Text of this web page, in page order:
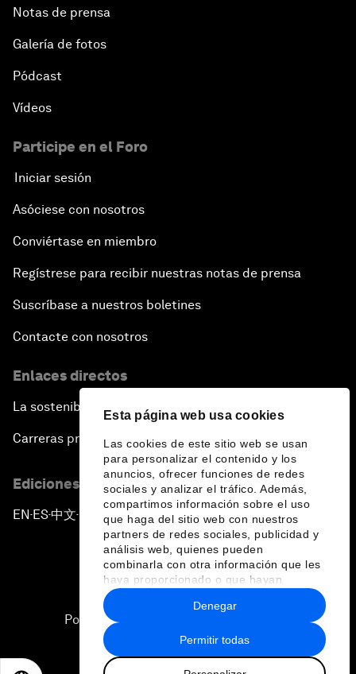
Esta página web usa cookies
Las cookies de este sitio web se usan
para personalizar el contenido y los
anuncios, ofrecer funciones de redes
sociales y analizar el tráfico. Además,
compartimos información sobre el uso
que haga del sitio web con nuestros
partners de redes sociales, publicidad y
análisis web, quienes pueden
combinarla con otra información que les
haya proporcionado o que hayan
recopilado a partir del uso que haya
hecho de sus servicios.
Permitir todas
Denegar
Notas de prensa
Galería de fotos
Pódcast
Vídeos
Participe en el Foro
Iniciar sesión
Asóciese con nosotros
Conviértase en miembro
Regístrese para recibir nuestras notas de prensa
Suscríbase a nuestros boletines
Contacte con nosotros
Enlaces directos
La sostenibilidad en el Foro
Carreras profesionales
Ediciones en otros idiomas
EN ▪ES▪中文▪ 日本語
Política de privacidad y normas de uso
Sitemap